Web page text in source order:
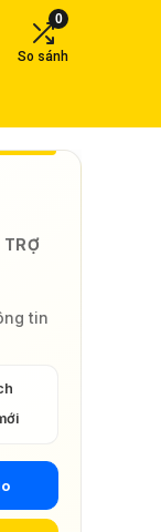
0
So sánh
TRỢ
tin